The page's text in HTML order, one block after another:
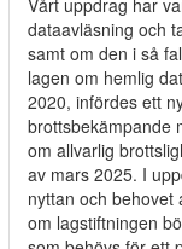
Vårt uppdrag har
dataavläsning och
samt om den i så
lagen om hemlig
2020, infördes ett
brottsbekämpande
om allvarlig
av mars 2025. I
nyttan och behovet
om lagstiftningen